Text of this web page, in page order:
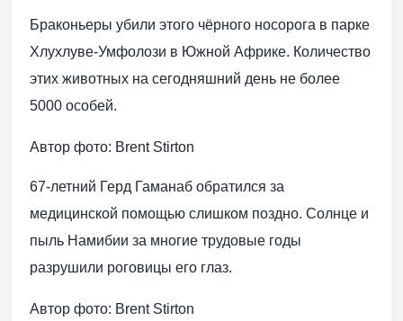
Браконьеры убили этого чёрного носорога в парке
Хлухлуве-Умфолози в Южной Африке. Количество
этих животных на сегодняшний день не более
5000 особей.
Автор фото: Brent Stirton
67-летний Герд Гаманаб обратился за
медицинской помощью слишком поздно. Солнце и
пыль Намибии за многие трудовые годы
разрушили роговицы его глаз.
Автор фото: Brent Stirton